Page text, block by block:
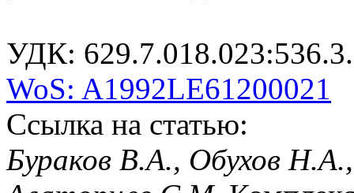
УДК:
WoS: A1992LE61200021
Ссылка на статью:
Бураков В.А., Обухов